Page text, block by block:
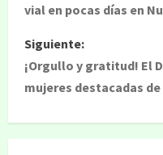
vial en pocas días en
Siguiente:
¡Orgullo y gratitud! El
mujeres destacadas